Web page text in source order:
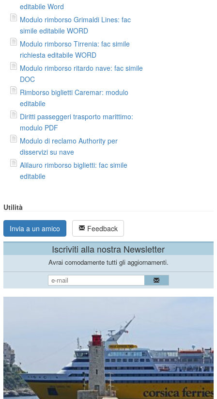
editabile Word
Modulo rimborso Grimaldi Lines: fac
simile editabile WORD
Modulo rimborso Tirrenia: fac simile
richiesta editabile WORD
Modulo rimborso ritardo nave: fac simile
DOC
Rimborso biglietti Caremar: modulo
editabile
Diritti passeggeri trasporto marittimo:
modulo PDF
Modulo di reclamo Authority per
disservizi su nave
Alilauro rimborso biglietti: fac simile
editabile
Utilità
Invia a un amico Feedback
Iscriviti alla nostra Newsletter
Avrai comodamente tutti gli aggiornamenti.